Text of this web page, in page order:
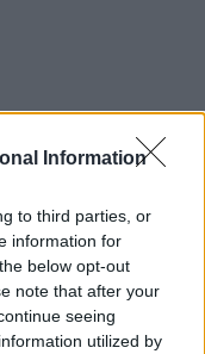
Information
to third parties, or
information for
below opt-out
note that after your
seeing
utilized by
Ιόνιο με τον
– Οι